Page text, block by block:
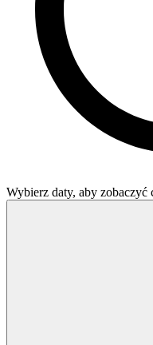
Wybierz daty, aby zobaczyć